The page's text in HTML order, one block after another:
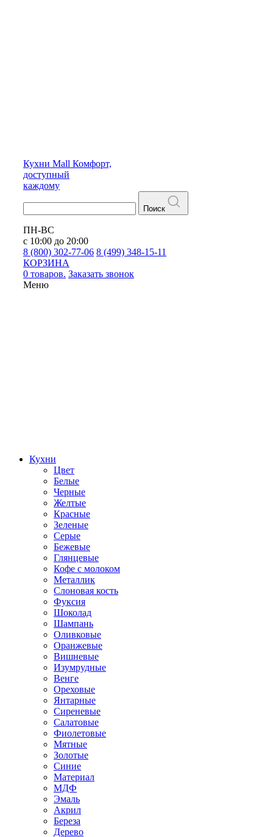
Кухни Mall Комфорт,
доступный
каждому
Поиск
ПН-ВС
с 10:00 до 20:00
8 (800) 302-77-06 8 (499) 348-15-11
КОРЗИНА
0 товаров. Заказать звонок
Меню
Кухни
Цвет
Белые
Черные
Желтые
Красные
Зеленые
Серые
Бежевые
Глянцевые
Кофе с молоком
Металлик
Слоновая кость
Фуксия
Шоколад
Шампань
Оливковые
Оранжевые
Вишневые
Изумрудные
Венге
Ореховые
Янтарные
Сиреневые
Салатовые
Фиолетовые
Мятные
Золотые
Синие
Материал
МДФ
Эмаль
Акрил
Береза
Дерево